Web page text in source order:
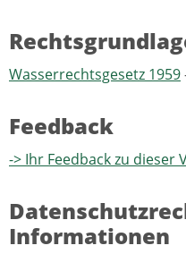
Wasserrechtsgesetz 1959
Feedback
-> Ihr Feedback zu
Informationen